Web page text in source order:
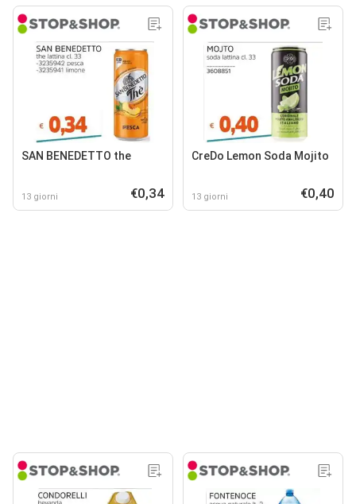
SAN BENEDETTO the
13 giorni €0,34
CreDo Lemon Soda Mojito
13 giorni €0,40